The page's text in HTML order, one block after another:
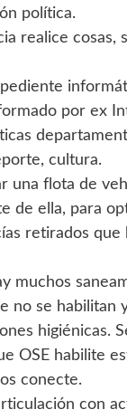
política.
realice cosas,
por ex
cultura.
una flota de
de ella, para
retirados que
muchos
no se habilitan
higiénicas.
OSE habilite
conecte.
con